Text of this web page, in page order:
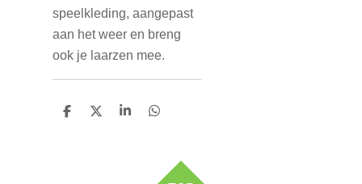
speelkleding, aangepast
aan het weer en breng
ook je laarzen mee.
D
D
S
D